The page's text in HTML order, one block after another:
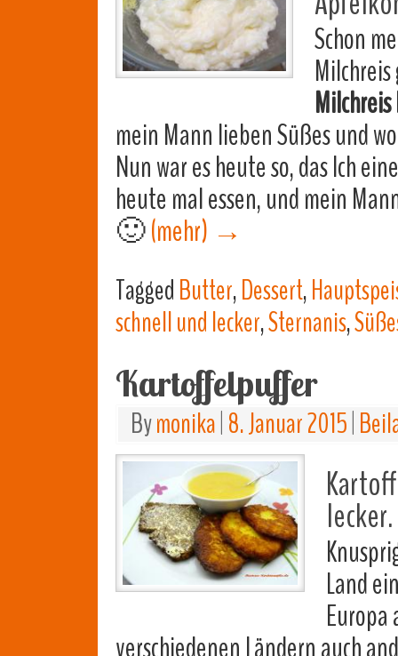
Schon
mein Mann lieben Süßes und
Nun war es heute so, das Ich
heute mal essen, und mein
🙂(mehr) →
TaggedButter,Dessert,
schnell und lecker,Sternanis,
Kartoffelpuffer
Bymonika 8. Januar 2015
lecker.
Land